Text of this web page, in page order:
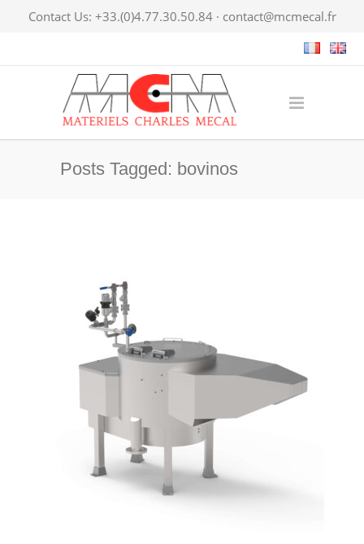
Contact Us: +33.(0)4.77.30.50.84 · contact@mcmecal.fr
Posts Tagged: bovinos